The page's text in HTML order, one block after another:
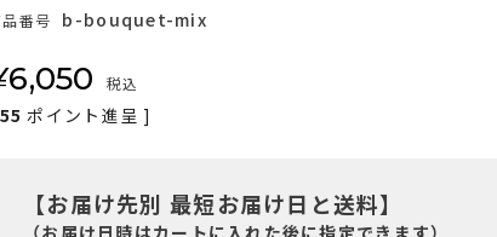
番号 b-bouquet-mix
6,050 税込
55 ポイント進呈 ]
【お届け先別 最短お届け日と送料】
（お届け日時はカートに入れた後に指定できます）